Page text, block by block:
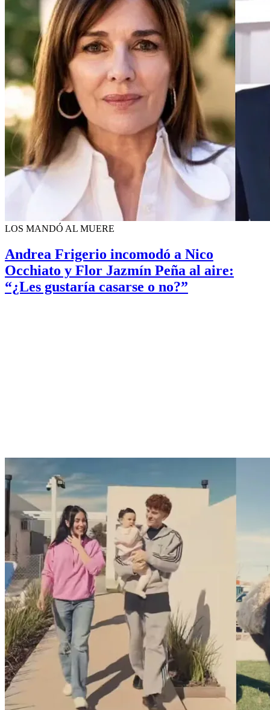
LOS MANDÓ AL MUERE
Andrea Frigerio incomodó a Nico
Occhiato y Flor Jazmín Peña al aire:
“¿Les gustaría casarse o no?”